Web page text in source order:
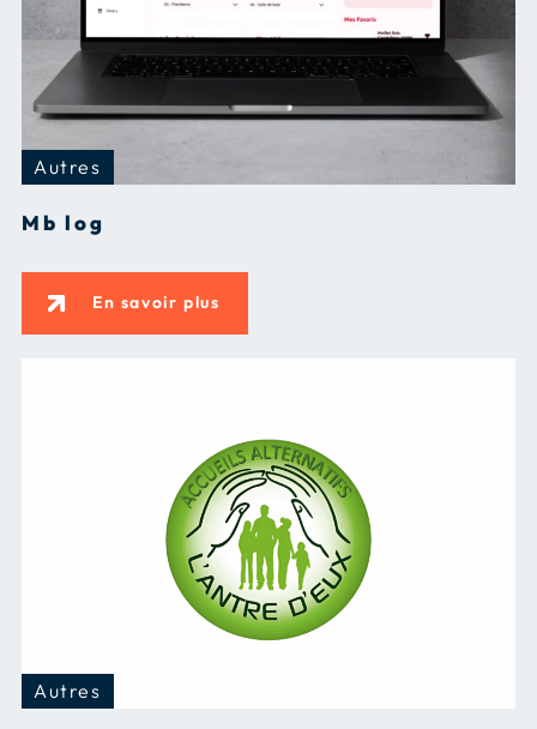
Autres
Mb log
En savoir plus
Autres